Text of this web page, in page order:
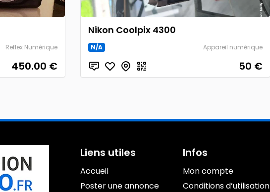
Reflex Numérique
450.00 €
Nikon Coolpix 4300
N/A Appareil numérique
50 €
Liens utiles
Accueil
Poster une annonce
Infos
Mon compte
Conditions d’utilisation